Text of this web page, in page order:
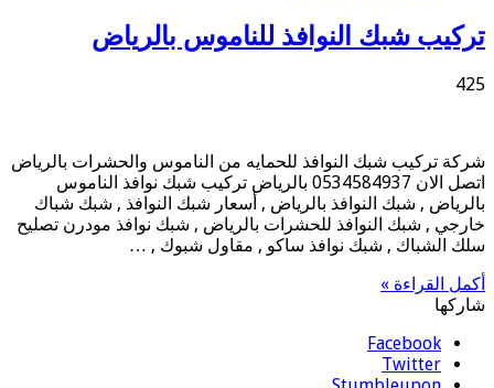
تركيب شبك النوافذ للناموس بالرياض
425
شركة تركيب شبك النوافذ للحمايه من الناموس والحشرات بالرياض
اتصل الان 0534584937 بالرياض تركيب شبك نوافذ الناموس
بالرياض , شبك النوافذ بالرياض , أسعار شبك النوافذ , شبك شباك
خارجي , شبك النوافذ للحشرات بالرياض , شبك نوافذ مودرن تصليح
سلك الشباك , شبك نوافذ ساكو , مقاول شبوك , …
أكمل القراءة »
شاركها
Facebook
Twitter